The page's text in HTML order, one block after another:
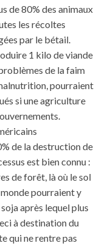
de 80% des animaux
les récoltes
par le bétail.
1 kilo de viande
de la faim
pourraient
si une agriculture
de la destruction de
est bien connu :
de forêt, là où le sol
pourraient y
après lequel plus
à destination du
qui ne rentre pas